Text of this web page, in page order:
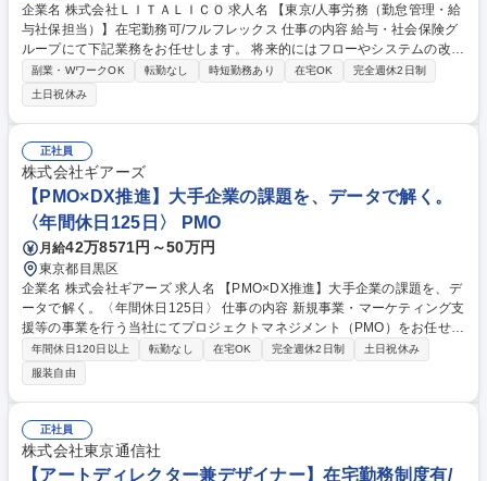
企業名 株式会社ＬＩＴＡＬＩＣＯ 求人名 【東京/人事労務（勤怠管理・給
与社保担当）】在宅勤務可/フルフレックス 仕事の内容 給与・社会保険グ
ループにて下記業務をお任せします。 将来的にはフローやシステムの改善
提案も行うことができるポジションです。 ※ご経験に応じて人事厚生への
配属をご相談させていただく可能性がございます。 ＜仕事内容例＞ ■勤怠
管理・集計： 打刻漏れの確認や残業時間のチェック、勤怠データの管理。
■休暇管理： 有給休暇や産休・育休、介護休暇など、各種休暇の取得管
理。 ■長時間労働対策： 対象者へのアラート通知や、産業医面談の調整業
務。 ■連携・対応： 給与計算チームへのデータ連携、社員からの労務質問
への対応。 ■改善・運用： 勤怠管理フローやシステムにおける改善提案お
よび実際の運用。 募集職種 【東京/人事労務（勤怠管理・給与社保担
当）】在宅勤務可/フルフレックス
副業・WワークOK 転勤なし 時短勤務あり 在宅OK
完全週休2日制
土日祝休み
正社員
株式会社ギアーズ
【PMO×DX推進】大手企業の課題を、データで解く。
〈年間休日125日〉 PMO
月給42万8571円～50万円
東京都目黒区
企業名 株式会社ギアーズ 求人名 【PMO×DX推進】大手企業の課題を、デ
ータで解く。〈年間休日125日〉 仕事の内容 新規事業・マーケティング支
援等の事業を行う当社にてプロジェクトマネジメント（PMO）をお任せし
ます。大手企業のプロジェクト上流に参画し、進行管理やステークホルダ
ー調整を担当いただきます。 【具体的には】■新規事業立ち上げの進行管
理、関係者調整（WBS作成・管理）■PMO機能としての課題・リスク管
理、ステークホルダー報告■定例MTG運営、プロセス設計、ドキュメント
整備支援■AIツールを活用した業務プロセスの自動化・効率化の推進※直
近では代表の産学連携（東北大・神戸大客員教授等）を活かした医療DX
や、上場企業のマーケティング戦略設計等の実績多数。 募集職種 【PMO
年間休日120日以上 転勤なし 在宅OK 完全週休2日制
土日祝休み
服装自由
正社員
株式会社東京通信社
【アートディレクター兼デザイナー】在宅勤務制度有/